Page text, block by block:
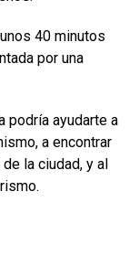
40 minutos
por una
podría ayudarte a
a encontrar
la ciudad, y al